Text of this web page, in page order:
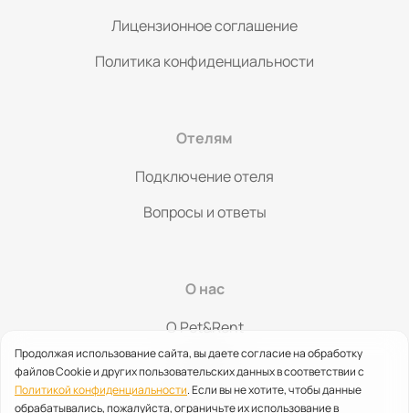
Лицензионное соглашение
Политика конфиденциальности
Отелям
Подключение отеля
Вопросы и ответы
О нас
O Pet&Rent
Контакты
Партнерство
Продолжая использование сайта, вы даете согласие на обработку
файлов Cookie и других пользовательских данных в соответствии с
Политикой конфиденциальности. Если вы не хотите, чтобы данные
обрабатывались, пожалуйста, ограничьте их использование в